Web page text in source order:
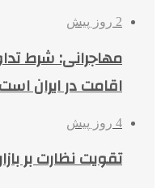
2 روز پیش
مهاجرانی: شرط
اقامت در ایران
4 روز پیش
تقویت نظارت بر